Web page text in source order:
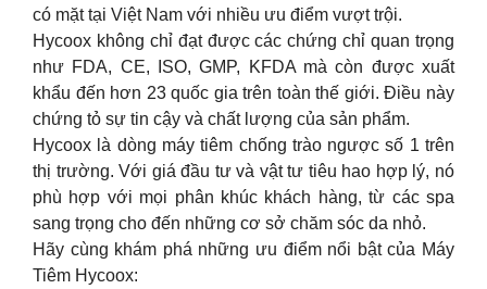
có mặt tại Việt Nam với nhiều ưu điểm vượt trội.
Hycoox không chỉ đạt được các chứng chỉ quan trọng
như FDA, CE, ISO, GMP, KFDA mà còn được xuất
khẩu đến hơn 23 quốc gia trên toàn thế giới. Điều này
chứng tỏ sự tin cậy và chất lượng của sản phẩm.
Hycoox là dòng máy tiêm chống trào ngược số 1 trên
thị trường. Với giá đầu tư và vật tư tiêu hao hợp lý, nó
phù hợp với mọi phân khúc khách hàng, từ các spa
sang trọng cho đến những cơ sở chăm sóc da nhỏ.
Hãy cùng khám phá những ưu điểm nổi bật của Máy
Tiêm Hycoox: